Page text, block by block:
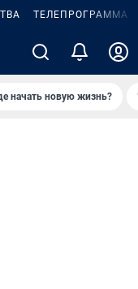
ТЕЛЕПРОГРАММА
начать новую жизнь?